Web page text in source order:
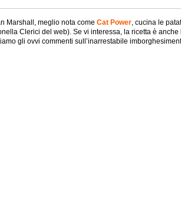
Marshall, meglio nota come Cat Power, cucina le
Clerici del web). Se vi interessa, la ricetta è anche
gli ovvi commenti sull’inarrestabile